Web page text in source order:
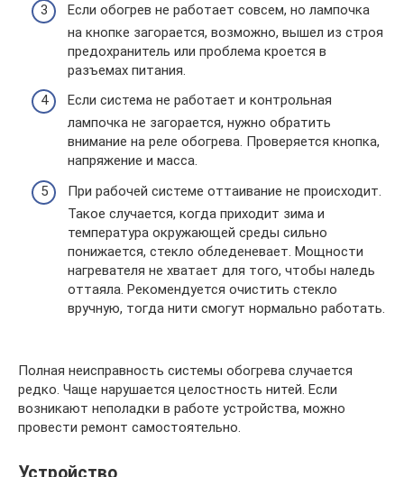
Если обогрев не работает совсем, но лампочка
на кнопке загорается, возможно, вышел из строя
предохранитель или проблема кроется в
разъемах питания.
Если система не работает и контрольная
лампочка не загорается, нужно обратить
внимание на реле обогрева. Проверяется кнопка,
напряжение и масса.
При рабочей системе оттаивание не происходит.
Такое случается, когда приходит зима и
температура окружающей среды сильно
понижается, стекло обледеневает. Мощности
нагревателя не хватает для того, чтобы наледь
оттаяла. Рекомендуется очистить стекло
вручную, тогда нити смогут нормально работать.
Полная неисправность системы обогрева случается
редко. Чаще нарушается целостность нитей. Если
возникают неполадки в работе устройства, можно
провести ремонт самостоятельно.
Устройство